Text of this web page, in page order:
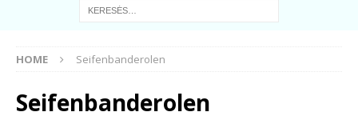
HOME Seifenbanderolen
Seifenbanderolen